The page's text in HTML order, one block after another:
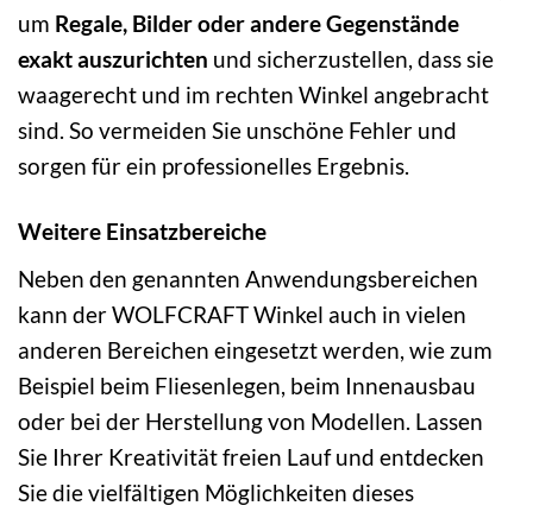
um Regale, Bilder oder andere Gegenstände
exakt auszurichten und sicherzustellen, dass sie
waagerecht und im rechten Winkel angebracht
sind. So vermeiden Sie unschöne Fehler und
sorgen für ein professionelles Ergebnis.
Weitere Einsatzbereiche
Neben den genannten Anwendungsbereichen
kann der WOLFCRAFT Winkel auch in vielen
anderen Bereichen eingesetzt werden, wie zum
Beispiel beim Fliesenlegen, beim Innenausbau
oder bei der Herstellung von Modellen. Lassen
Sie Ihrer Kreativität freien Lauf und entdecken
Sie die vielfältigen Möglichkeiten dieses